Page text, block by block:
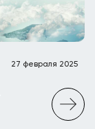
27 февраля 2025